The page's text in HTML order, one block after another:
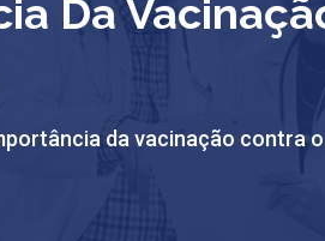
Da
da vacinação contra